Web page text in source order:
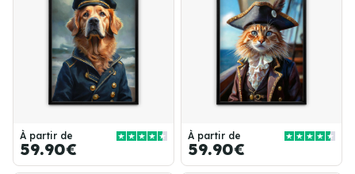
À partir de
59.90€
À partir de
59.90€